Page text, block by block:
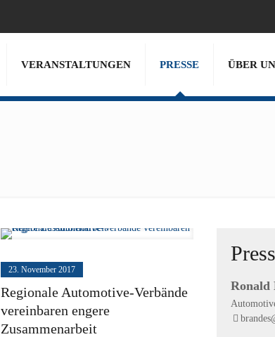
VERANSTALTUNGEN PRESSE ÜBER
23. November 2017
Regionale Automotive-Verbände
vereinbaren engere
Zusammenarbeit
Ronald